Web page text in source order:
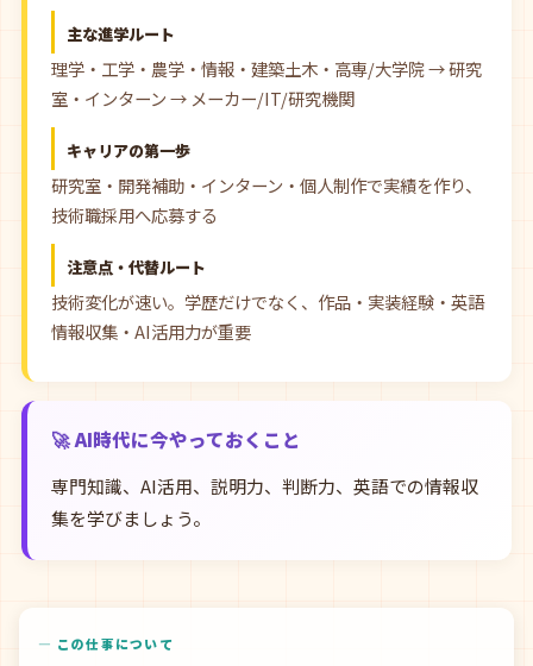
主な進学ルート
理学・工学・農学・情報・建築土木・高専/大学院 → 研究
室・インターン → メーカー/IT/研究機関
キャリアの第一歩
研究室・開発補助・インターン・個人制作で実績を作り、
技術職採用へ応募する
注意点・代替ルート
技術変化が速い。学歴だけでなく、作品・実装経験・英語
情報収集・AI活用力が重要
🚀 AI時代に今やっておくこと
専門知識、AI活用、説明力、判断力、英語での情報収
集を学びましょう。
— この仕事について